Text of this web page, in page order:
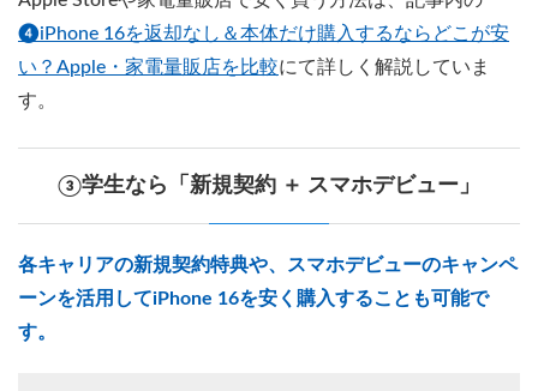
❹iPhone 16を返却なし＆本体だけ購入するならどこが安
い？Apple・家電量販店を比較にて詳しく解説していま
す。
③学生なら「新規契約 ＋ スマホデビュー」
各キャリアの新規契約特典や、スマホデビューのキャンペ
ーンを活用してiPhone 16を安く購入することも可能で
す。